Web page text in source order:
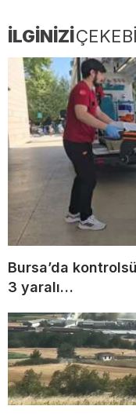
İLGİNİZİ
Bursa’da
3 yaralı…